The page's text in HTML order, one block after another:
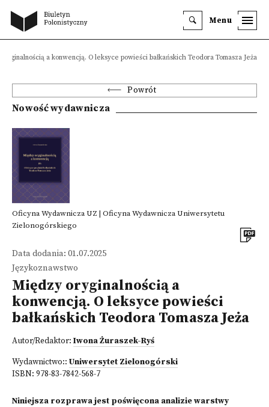
Menu
a konwencją. O leksyce powieści bałkańskich Teodora Tomasza Jeża
Powrót
Nowość wydawnicza
Oficyna Wydawnicza UZ | Oficyna Wydawnicza Uniwersytetu
Zielonogórskiego
Data dodania: 01.07.2025
Językoznawstwo
Między oryginalnością a
konwencją. O leksyce powieści
bałkańskich Teodora Tomasza Jeża
Autor/Redaktor: Iwona Żuraszek-Ryś
Wydawnictwo:: Uniwersytet Zielonogórski
ISBN: 978-83-7842-568-7
Niniejsza rozprawa jest poświęcona analizie warstwy